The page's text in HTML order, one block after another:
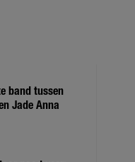
band tussen
Jade Anna